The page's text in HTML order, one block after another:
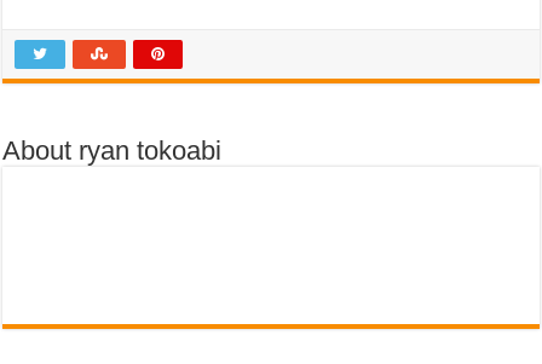
About ryan tokoabi